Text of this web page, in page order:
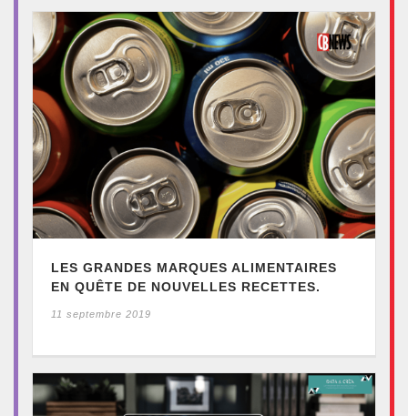
LES GRANDES MARQUES ALIMENTAIRES
EN QUÊTE DE NOUVELLES RECETTES.
11 septembre 2019